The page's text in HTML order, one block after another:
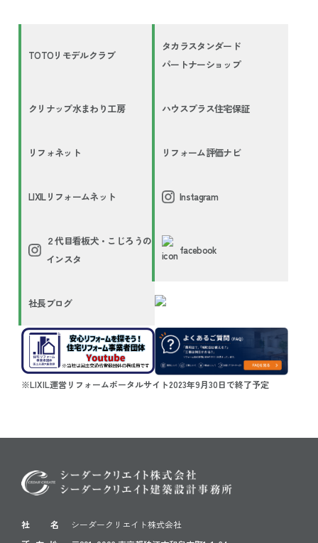
TOTOリモデルクラブ
タカラスタンダード
パートナーショップ
クリナップ水まわり工房 ハウスプラス住宅保証
リフォネット リフォーム評価ナビ
LIXILリフォームネット Instagram
２代目看板犬・こじろうの
インスタ
facebook
社長ブログ
※LIXIL運営リフォームポータルサイト2023年9月30日で終了予定
社 名
シーダークリエイト株式会社